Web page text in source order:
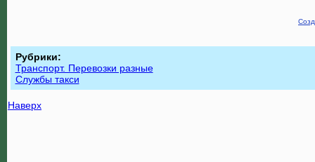
Рубрики:
Транспорт. Перевозки разные
Службы такси
Наверх